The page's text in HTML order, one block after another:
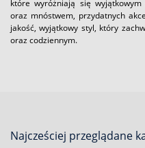
które wyróżniają się
oraz mnóstwem, przydatnych
jakość, wyjątkowy styl, który
oraz codziennym.
Najcześciej przeglądane